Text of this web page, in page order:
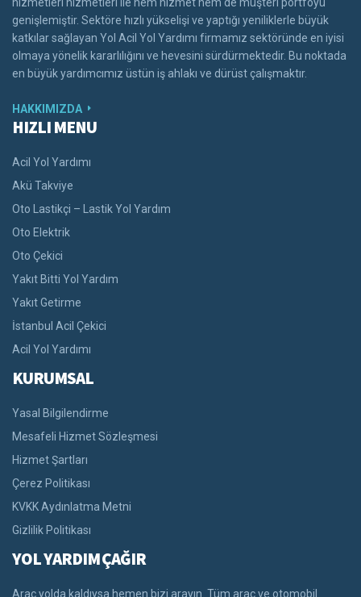
genişlemiştir. Sektöre hızlı yükselişi ve yaptığı yeniliklerle büyük
katkılar sağlayan Yol Acil Yol Yardımı firmamız sektöründe en iyisi
olmaya yönelik kararlılığını ve hevesini sürdürmektedir. Bu noktada
en büyük yardımcımız üstün iş ahlakı ve dürüst çalışmaktır.
HAKKIMIZDA
HIZLI MENU
Acil Yol Yardımı
Akü Takviye
Oto Lastikçi – Lastik Yol Yardım
Oto Elektrik
Oto Çekici
Yakıt Bitti Yol Yardım
Yakıt Getirme
İstanbul Acil Çekici
Acil Yol Yardımı
KURUMSAL
Yasal Bilgilendirme
Mesafeli Hizmet Sözleşmesi
Hizmet Şartları
Çerez Politikası
KVKK Aydınlatma Metni
Gizlilik Politikası
YOL YARDIM ÇAĞIR
Araç yolda kaldıysa hemen bizi arayın. Tüm araç ve otomobil